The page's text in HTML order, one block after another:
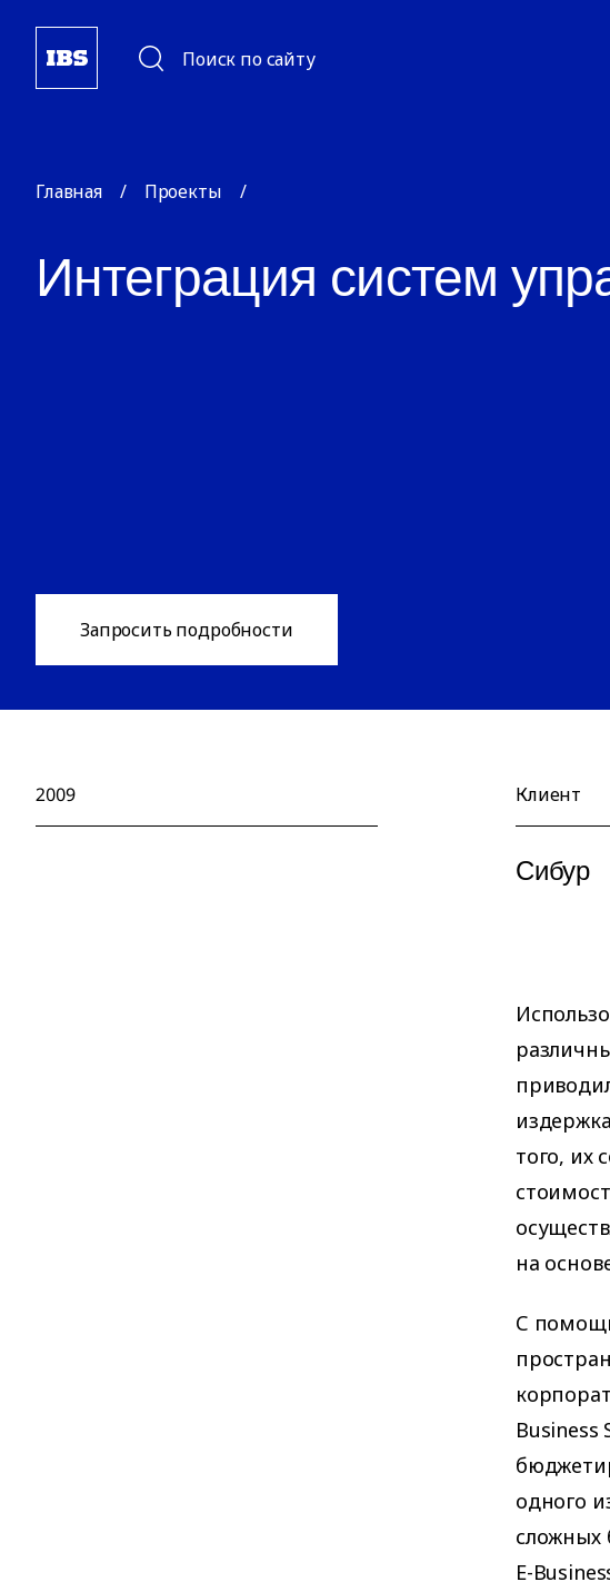
Поиск по сайту
Главная / Проекты /
Интеграция систем
Запросить подробности
2009 Клиент
Сибур
того, их
на
С
Business
одного
сложных
E-